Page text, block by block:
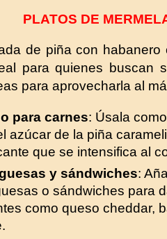
PLATOS DE
de piña con
para quienes buscan
para aprovecharla al
para carnes: Úsala
azúcar de la piña
que se intensifica al
y sándwiches:
o sándwiches para
como queso cheddar,